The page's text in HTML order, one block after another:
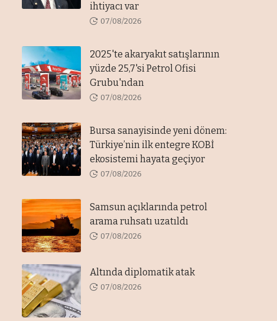
ihtiyacı var
07/08/2026
2025'te akaryakıt satışlarının
yüzde 25,7'si Petrol Ofisi
Grubu'ndan
07/08/2026
Bursa sanayisinde yeni dönem:
Türkiye’nin ilk entegre KOBİ
ekosistemi hayata geçiyor
07/08/2026
Samsun açıklarında petrol
arama ruhsatı uzatıldı
07/08/2026
Altında diplomatik atak
07/08/2026